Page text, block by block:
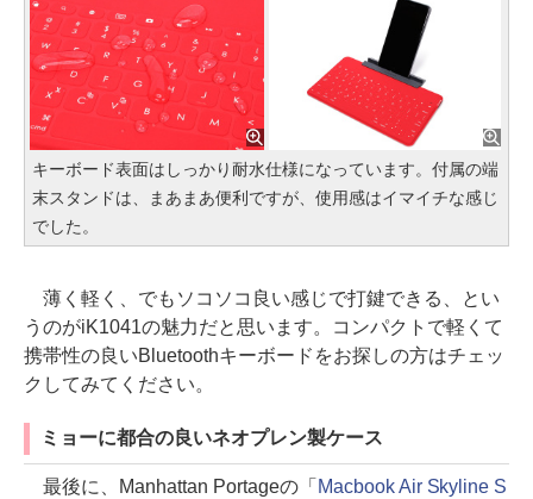
キーボード表面はしっかり耐水仕様になっています。付属の端
末スタンドは、まあまあ便利ですが、使用感はイマイチな感じ
でした。
薄く軽く、でもソコソコ良い感じで打鍵できる、とい
うのがiK1041の魅力だと思います。コンパクトで軽くて
携帯性の良いBluetoothキーボードをお探しの方はチェッ
クしてみてください。
ミョーに都合の良いネオプレン製ケース
最後に、Manhattan Portageの「 Macbook Air Skyline S